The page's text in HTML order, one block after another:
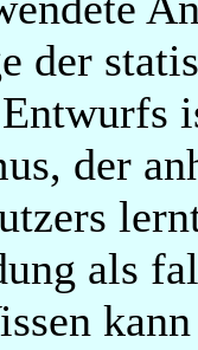
der
der
als